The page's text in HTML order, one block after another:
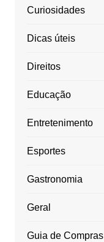
Curiosidades
Dicas úteis
Direitos
Educação
Entretenimento
Esportes
Gastronomia
Geral
Guia de Compras